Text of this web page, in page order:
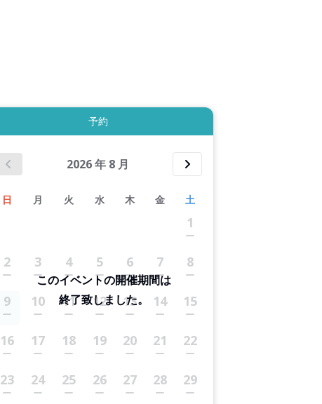
予約
2026年 8 月
日 月 火 水 木 金 土
1
2 3 4 5 6 7 8
9 10 11 12 13 14 15
16 17 18 19 20 21 22
23 24 25 26 27 28 29
このイベントの開催期間は
終了致しました。